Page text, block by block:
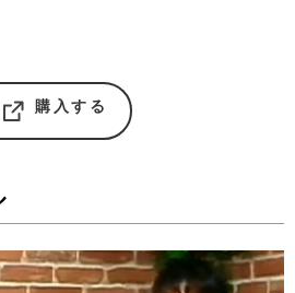
購入する